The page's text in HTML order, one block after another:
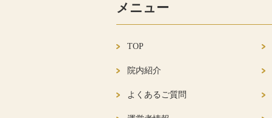
メニュー
TOP
院内紹介
よくあるご質問